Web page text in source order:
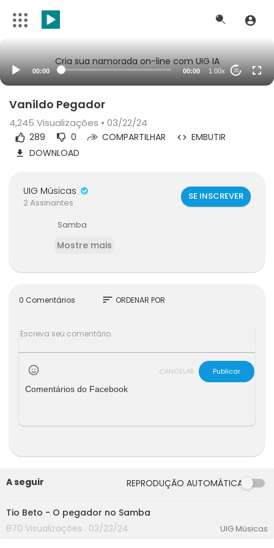
Cria sua namorada on-line com UIG IA
00:00 00:00 1.00x 20
Vanildo Pegador
4,245 Visualizações • 03/22/24
289 0 COMPARTILHAR
EMBUTIR
DOWNLOAD
UIG Músicas
2 Assinantes
SE INSCREVER
Samba
Mostre mais
0 Comentários sort ORDENAR POR
CANCELAR
Publicar
Comentários do Facebook
A seguir REPRODUÇÃO AUTOMÁTICA
00:00
Tio Beto - O pegador no Samba
870 Visualizações . 03/23/24
UIG Músicas